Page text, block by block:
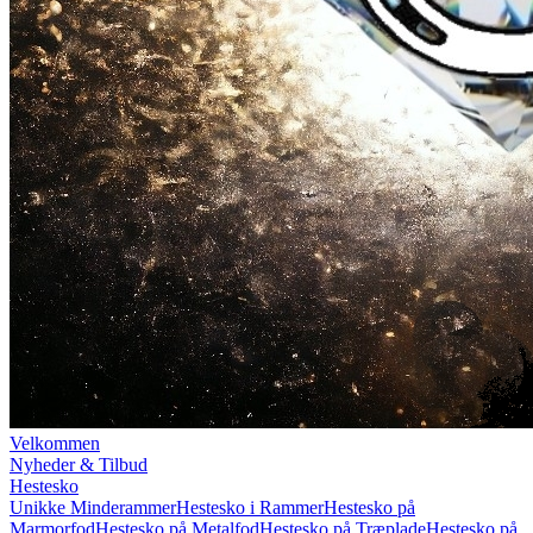
Velkommen
Nyheder & Tilbud
Hestesko
Unikke MinderammerHestesko i RammerHestesko på
MarmorfodHestesko på MetalfodHestesko på TræpladeHestesko på